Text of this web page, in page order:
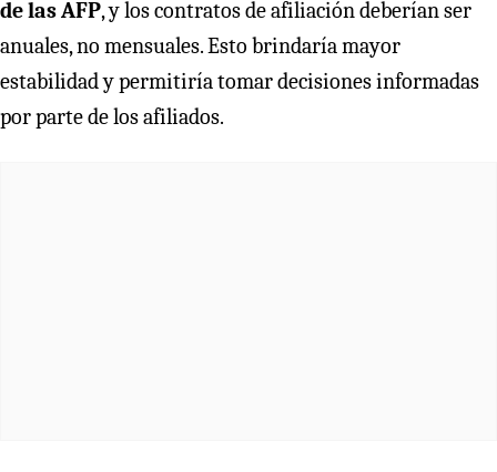
de las AFP, y los contratos de afiliación deberían ser
anuales, no mensuales. Esto brindaría mayor
estabilidad y permitiría tomar decisiones informadas
por parte de los afiliados.